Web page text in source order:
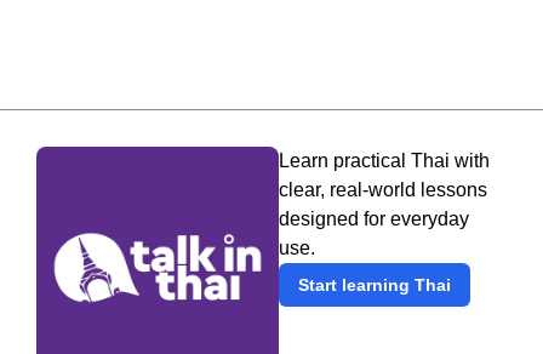
Learn practical Thai with
clear, real-world lessons
designed for everyday
use.
Start learning Thai